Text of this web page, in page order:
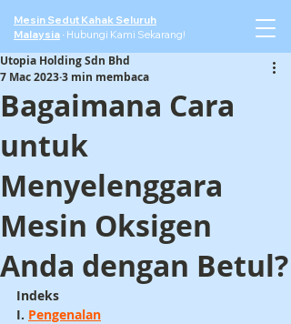
Mesin Sedut Kahak Seluruh
Malaysia · Hubungi Kami Sekarang!
Bagaimana Cara
untuk
Menyelenggara
Mesin Oksigen
Anda dengan Betul?
Utopia Holding Sdn Bhd
7 Mac 20233 min membaca
Indeks
I. Pengenalan